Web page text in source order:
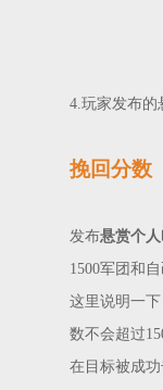
4.玩家发布的
挽回分数
发布悬赏个人
1500军团和
这里说明一
数不会超过
在目标被成